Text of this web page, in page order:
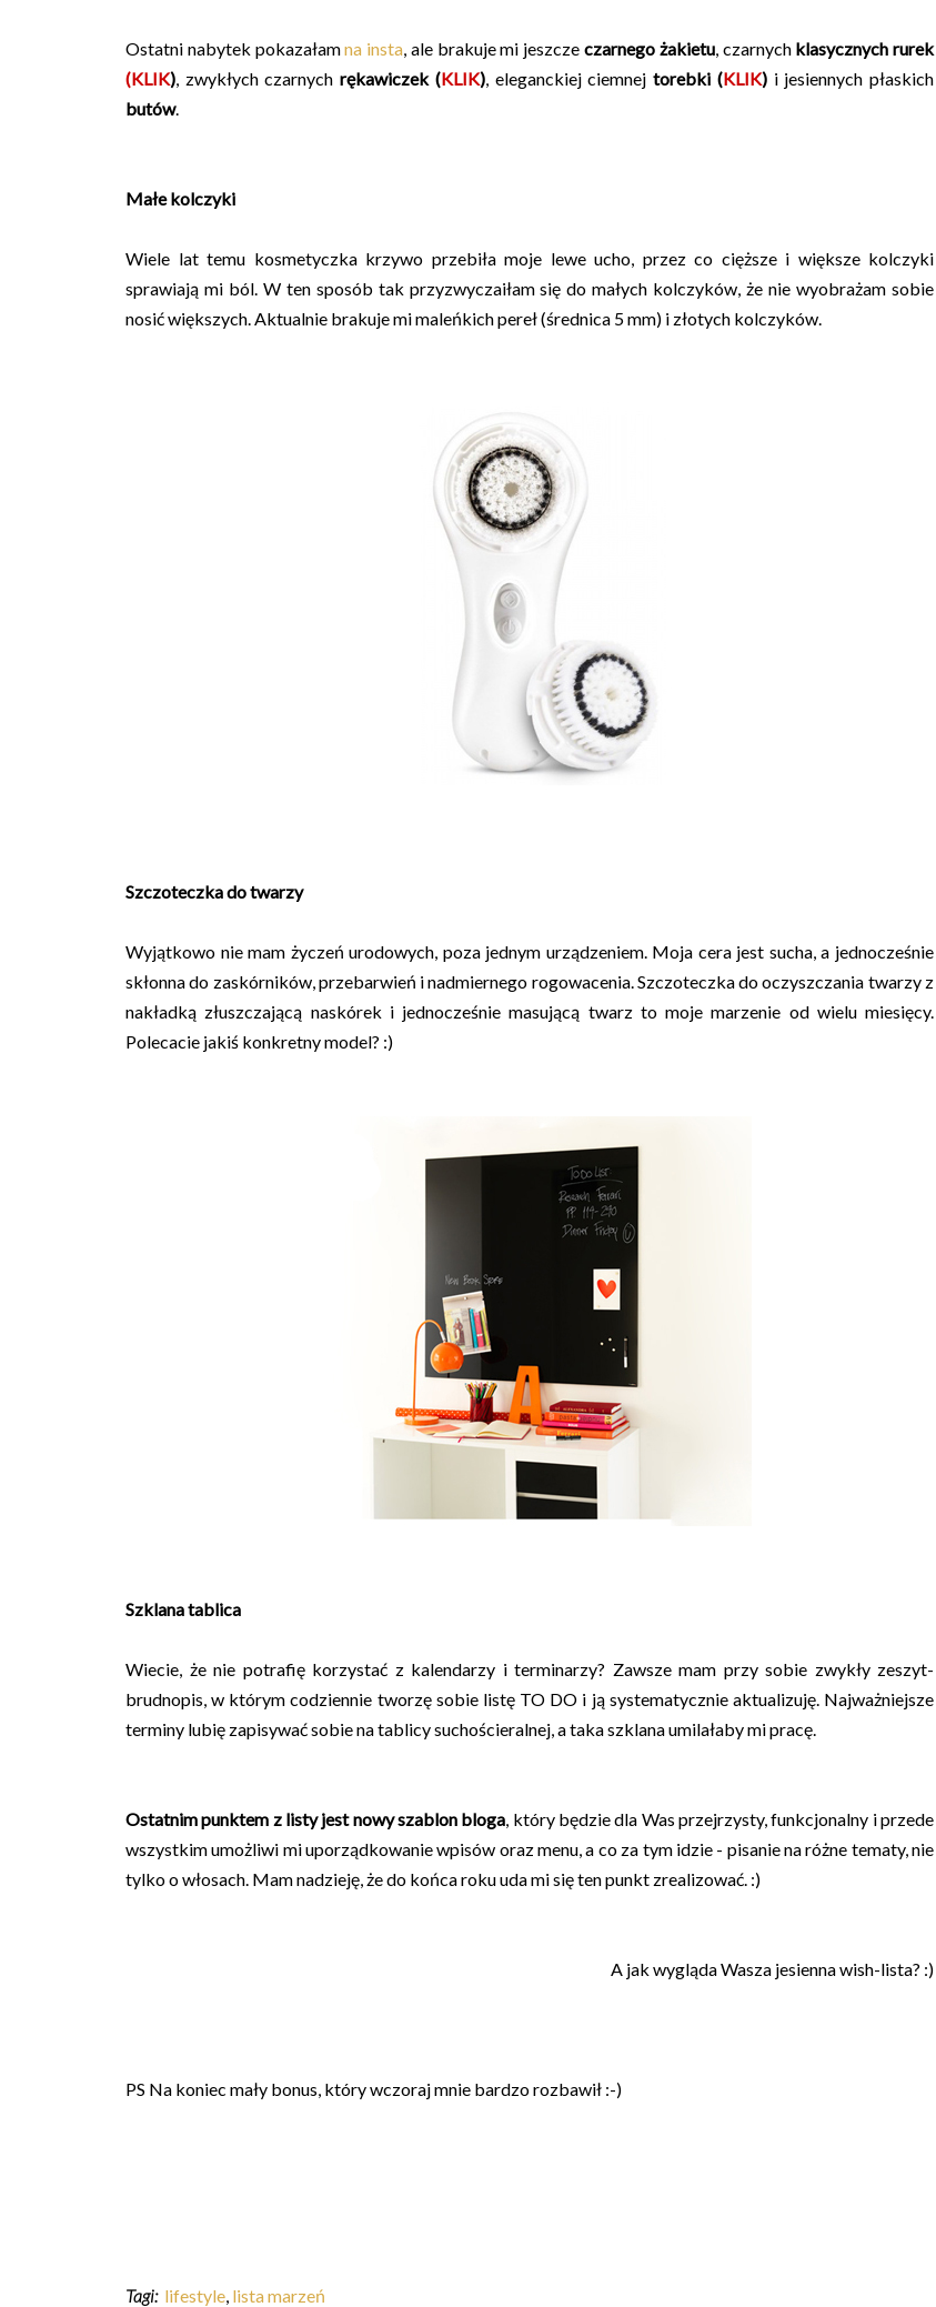
Ostatni nabytek pokazałamna insta, ale brakuje mi jeszcze czarnego żakietu, czarnych klasycznych rurek
(KLIK), zwykłych czarnychrękawiczek (KLIK), eleganckiej ciemnej torebki (KLIK) i jesiennych płaskich
butów.
Małe kolczyki
Wiele lat temu kosmetyczka krzywo przebiła moje lewe ucho, przez co cięższe i większe kolczyki
sprawiają mi ból. W ten sposób tak przyzwyczaiłam się do małych kolczyków, że nie wyobrażam sobie
nosić większych. Aktualnie brakuje mi maleńkich pereł (średnica 5 mm) i złotych kolczyków.
Szczoteczka do twarzy
Wyjątkowo nie mam życzeń urodowych, poza jednym urządzeniem. Moja cera jest sucha, a jednocześnie
skłonna do zaskórników, przebarwień i nadmiernego rogowacenia. Szczoteczka do oczyszczania twarzy z
nakładką złuszczającą naskórek i jednocześnie masującą twarz to moje marzenie od wielu miesięcy.
Polecacie jakiś konkretny model? :)
Szklana tablica
Wiecie, że nie potrafię korzystać z kalendarzy i terminarzy? Zawsze mam przy sobie zwykły zeszyt-
brudnopis, w którym codziennie tworzę sobie listę TO DO i ją systematycznie aktualizuję. Najważniejsze
terminy lubię zapisywać sobie na tablicy suchościeralnej, a taka szklana umilałaby mi pracę.
Ostatnim punktem z listy jest nowy szablon bloga, który będzie dla Was przejrzysty, funkcjonalny i przede
wszystkim umożliwi mi uporządkowanie wpisów oraz menu, a co za tym idzie - pisanie na różne tematy, nie
tylko o włosach. Mam nadzieję, że do końca roku uda mi się ten punkt zrealizować. :)
A jak wygląda Wasza jesienna wish-lista? :)
PS Na koniec mały bonus, który wczoraj mnie bardzo rozbawił :-)
Tagi: lifestyle, lista marzeń